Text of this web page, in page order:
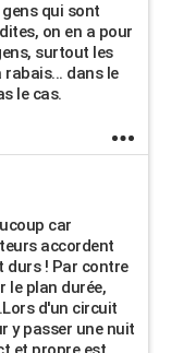
qui sont
on en a pour
surtout les
dans le
le cas.
car
accordent
durs ! Par contre
le plan durée,
d'un circuit
y passer une nuit